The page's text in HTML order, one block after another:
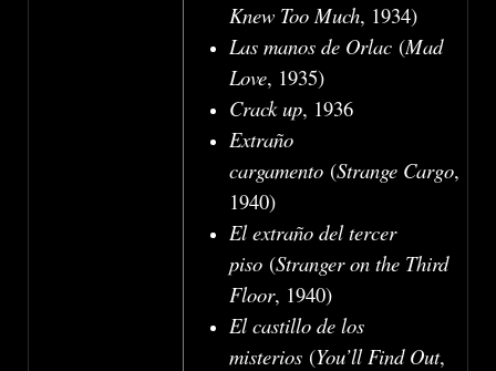
Knew Too Much, 1934)
Las manos de Orlac (Mad
Love, 1935)
Crack up, 1936
Extraño
cargamento (Strange Cargo,
1940)
El extraño del tercer
piso (Stranger on the Third
Floor, 1940)
El castillo de los
misterios (You’ll Find Out,